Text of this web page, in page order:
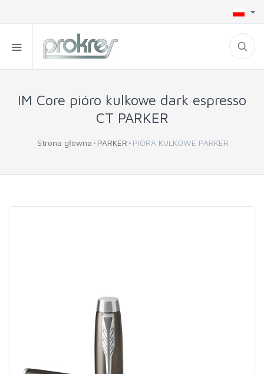
IM Core pióro kulkowe dark espresso
CT PARKER
Strona główna PARKER PIÓRA KULKOWE PARKER